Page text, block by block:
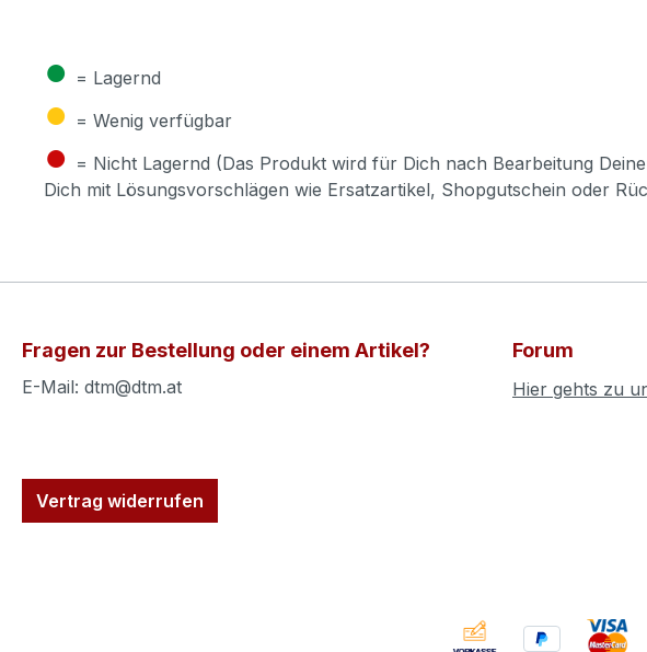
● = Lagernd
● = Wenig verfügbar
● = Nicht Lagernd (Das Produkt wird für Dich nach Bearbeitung
Dich mit Lösungsvorschlägen wie Ersatzartikel, Shopgutschein oder
Fragen zur Bestellung oder einem Artikel?
E-Mail: dtm@dtm.at
Vertrag widerrufen
Forum
Hier gehts zu